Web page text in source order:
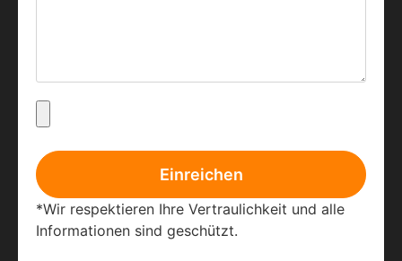
Einreichen
*Wir respektieren Ihre Vertraulichkeit und alle
Informationen sind geschützt.